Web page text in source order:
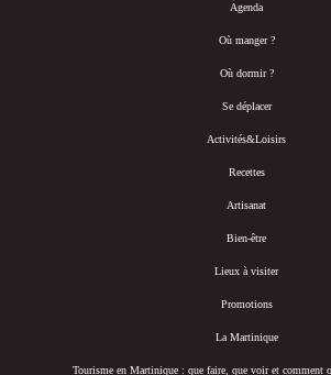
Agenda
Où manger ?
Où dormir ?
Se déplacer
Activités&Loisirs
Recettes
Artisanat
Bien-être
Lieux à visiter
Promotions
La Martinique
Tourisme en Martinique : que faire, que voir et comment